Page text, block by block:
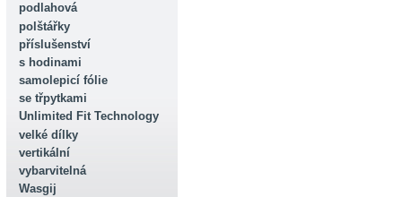
podlahová
polštářky
příslušenství
s hodinami
samolepicí fólie
se třpytkami
Unlimited Fit Technology
velké dílky
vertikální
vybarvitelná
Wasgij